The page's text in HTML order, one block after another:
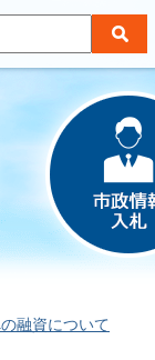
融資について